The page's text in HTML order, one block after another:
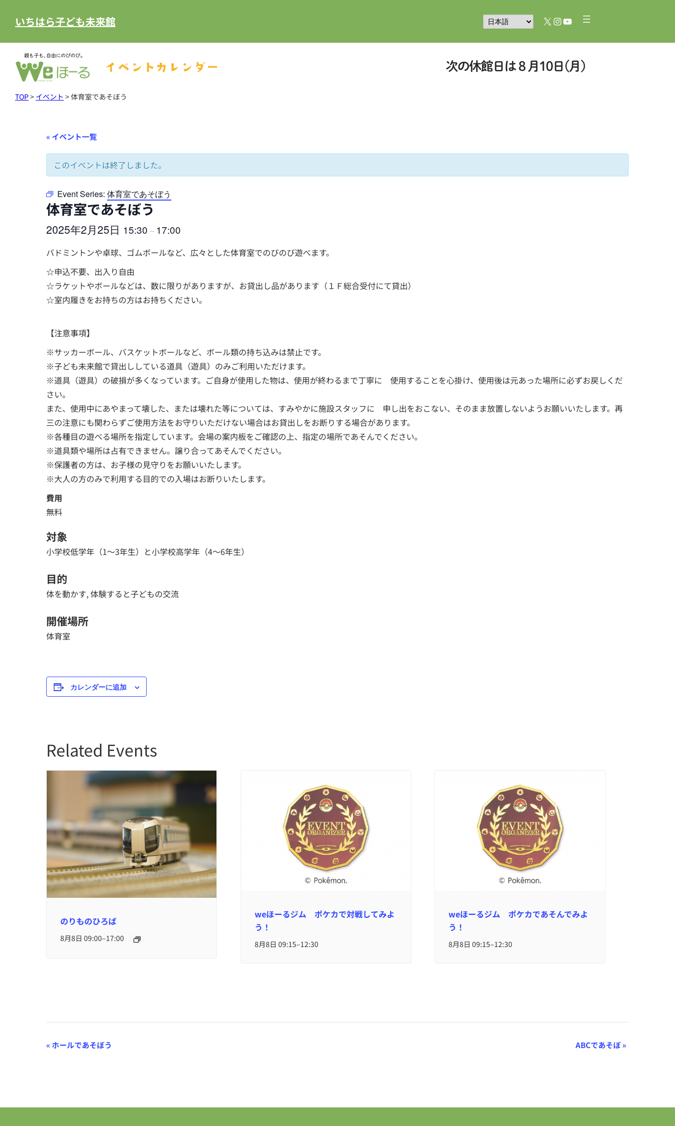
いちはら子ども未来館 X Instagram
YouTube
イベントカレンダー
TOP> イベント >体育室であそぼう
« イベント一覧
このイベントは終了しました。
Event Series: 体育室であそぼう
体育室であそぼう
2025年2月25日 15:30 – 17:00
バドミントンや卓球、ゴムボールなど、広々とした体育室でのびのび遊べます。
☆申込不要、出入り自由
☆ラケットやボールなどは、数に限りがありますが、お貸出し品があります（１Ｆ総合受付にて貸出）
☆室内履きをお持ちの方はお持ちください。
【注意事項】
※サッカーボール、バスケットボールなど、ボール類の持ち込みは禁止です。
※子ども未来館で貸出ししている道具（遊具）のみご利用いただけます。
※道具（遊具）の破損が多くなっています。ご自身が使用した物は、使用が終わるまで丁寧に 使用することを心掛け、使用後は元あった場所に必ずお戻しくだ
さい。
また、使用中にあやまって壊した、または壊れた等については、すみやかに施設スタッフに 申し出をおこない、そのまま放置しないようお願いいたします。再
三の注意にも関わらずご使用方法をお守りいただけない場合はお貸出しをお断りする場合があります。
※各種目の遊べる場所を指定しています。会場の案内板をご確認の上、指定の場所であそんでください。
※道具類や場所は占有できません。譲り合ってあそんでください。
※保護者の方は、お子様の見守りをお願いいたします。
※大人の方のみで利用する目的での入場はお断りいたします。
費用
無料
対象
小学校低学年（1～3年生）と小学校高学年（4～6年生）
目的
体を動かす, 体験すると子どもの交流
開催場所
体育室
カレンダーに追加
Related Events
のりものひろば
8月8日 09:00–17:00
weほーるジム ポケカで対戦してみよ
う！
8月8日 09:15–12:30
weほーるジム ポケカであそんでみよ
う！
8月8日 09:15–12:30
イ
« ホールであそぼう ABCであそぼ»